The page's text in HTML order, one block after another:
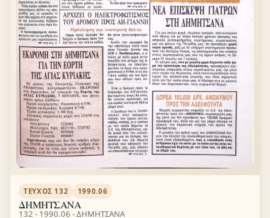
ΤΕΎΧΟΣ 132 1990.06
ΔΗΜΗΤΣΑΝΑ
132 - 1990.06 - ΔΗΜΗΤΣΑΝΑ